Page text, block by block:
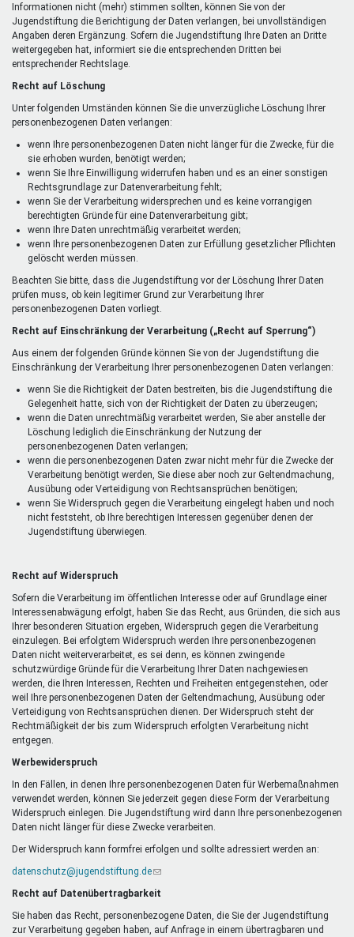
Informationen nicht (mehr) stimmen sollten, können Sie von der
Jugendstiftung die Berichtigung der Daten verlangen, bei unvollständigen
Angaben deren Ergänzung. Sofern die Jugendstiftung Ihre Daten an Dritte
weitergegeben hat, informiert sie die entsprechenden Dritten bei
entsprechender Rechtslage.
Recht auf Löschung
Unter folgenden Umständen können Sie die unverzügliche Löschung Ihrer
personenbezogenen Daten verlangen:
wenn Ihre personenbezogenen Daten nicht länger für die Zwecke, für die
sie erhoben wurden, benötigt werden;
wenn Sie Ihre Einwilligung widerrufen haben und es an einer sonstigen
Rechtsgrundlage zur Datenverarbeitung fehlt;
wenn Sie der Verarbeitung widersprechen und es keine vorrangigen
berechtigten Gründe für eine Datenverarbeitung gibt;
wenn Ihre Daten unrechtmäßig verarbeitet werden;
wenn Ihre personenbezogenen Daten zur Erfüllung gesetzlicher Pflichten
gelöscht werden müssen.
Beachten Sie bitte, dass die Jugendstiftung vor der Löschung Ihrer Daten
prüfen muss, ob kein legitimer Grund zur Verarbeitung Ihrer
personenbezogenen Daten vorliegt.
Recht auf Einschränkung der Verarbeitung („Recht auf Sperrung“)
Aus einem der folgenden Gründe können Sie von der Jugendstiftung die
Einschränkung der Verarbeitung Ihrer personenbezogenen Daten verlangen:
wenn Sie die Richtigkeit der Daten bestreiten, bis die Jugendstiftung die
Gelegenheit hatte, sich von der Richtigkeit der Daten zu überzeugen;
wenn die Daten unrechtmäßig verarbeitet werden, Sie aber anstelle der
Löschung lediglich die Einschränkung der Nutzung der
personenbezogenen Daten verlangen;
wenn die personenbezogenen Daten zwar nicht mehr für die Zwecke der
Verarbeitung benötigt werden, Sie diese aber noch zur Geltendmachung,
Ausübung oder Verteidigung von Rechtsansprüchen benötigen;
wenn Sie Widerspruch gegen die Verarbeitung eingelegt haben und noch
nicht feststeht, ob Ihre berechtigen Interessen gegenüber denen der
Jugendstiftung überwiegen.
Recht auf Widerspruch
Sofern die Verarbeitung im öffentlichen Interesse oder auf Grundlage einer
Interessenabwägung erfolgt, haben Sie das Recht, aus Gründen, die sich aus
Ihrer besonderen Situation ergeben, Widerspruch gegen die Verarbeitung
einzulegen. Bei erfolgtem Widerspruch werden Ihre personenbezogenen
Daten nicht weiterverarbeitet, es sei denn, es können zwingende
schutzwürdige Gründe für die Verarbeitung Ihrer Daten nachgewiesen
werden, die Ihren Interessen, Rechten und Freiheiten entgegenstehen, oder
weil Ihre personenbezogenen Daten der Geltendmachung, Ausübung oder
Verteidigung von Rechtsansprüchen dienen. Der Widerspruch steht der
Rechtmäßigkeit der bis zum Widerspruch erfolgten Verarbeitung nicht
entgegen.
Werbewiderspruch
In den Fällen, in denen Ihre personenbezogenen Daten für Werbemaßnahmen
verwendet werden, können Sie jederzeit gegen diese Form der Verarbeitung
Widerspruch einlegen. Die Jugendstiftung wird dann Ihre personenbezogenen
Daten nicht länger für diese Zwecke verarbeiten.
Der Widerspruch kann formfrei erfolgen und sollte adressiert werden an:
datenschutz@jugendstiftung.de(Link
E-
Mail)
Recht auf Datenübertragbarkeit
Sie haben das Recht, personenbezogene Daten, die Sie der Jugendstiftung
zur Verarbeitung gegeben haben, auf Anfrage in einem übertragbaren und